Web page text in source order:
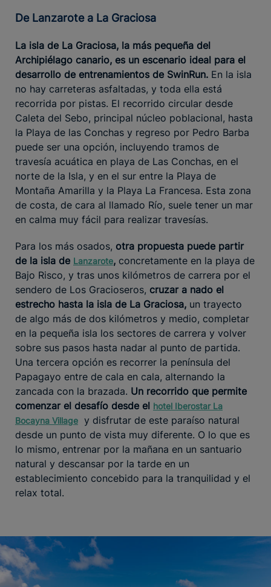
De Lanzarote a La Graciosa
La isla de La Graciosa, la más pequeña del
Archipiélago canario, es un escenario ideal para el
desarrollo de entrenamientos de SwinRun. En la isla
no hay carreteras asfaltadas, y toda ella está
recorrida por pistas. El recorrido circular desde
Caleta del Sebo, principal núcleo poblacional, hasta
la Playa de las Conchas y regreso por Pedro Barba
puede ser una opción, incluyendo tramos de
travesía acuática en playa de Las Conchas, en el
norte de la Isla, y en el sur entre la Playa de
Montaña Amarilla y la Playa La Francesa. Esta zona
de costa, de cara al llamado Río, suele tener un mar
en calma muy fácil para realizar travesías.
Para los más osados, otra propuesta puede partir
de la isla de Lanzarote, concretamente en la playa de
Bajo Risco, y tras unos kilómetros de carrera por el
sendero de Los Gracioseros, cruzar a nado el
estrecho hasta la isla de La Graciosa, un trayecto
de algo más de dos kilómetros y medio, completar
en la pequeña isla los sectores de carrera y volver
sobre sus pasos hasta nadar al punto de partida.
Una tercera opción es recorrer la península del
Papagayo entre de cala en cala, alternando la
zancada con la brazada. Un recorrido que permite
comenzar el desafío desde el hotel Iberostar La
Bocayna Village y disfrutar de este paraíso natural
desde un punto de vista muy diferente. O lo que es
lo mismo, entrenar por la mañana en un santuario
natural y descansar por la tarde en un
establecimiento concebido para la tranquilidad y el
relax total.